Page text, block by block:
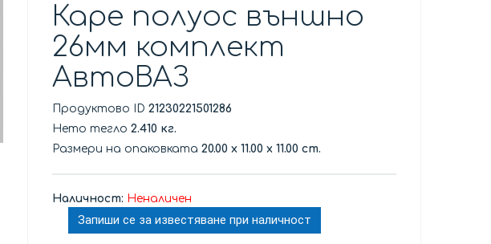
Каре полуос външно
26мм комплект
АвтоВАЗ
Продуктово ID21230221501286
Нето тегло2.410 кг.
Размери на опаковката20.00x 11.00x 11.00 cm.
Наличност: Неналичен
Запиши се за известяване при наличност